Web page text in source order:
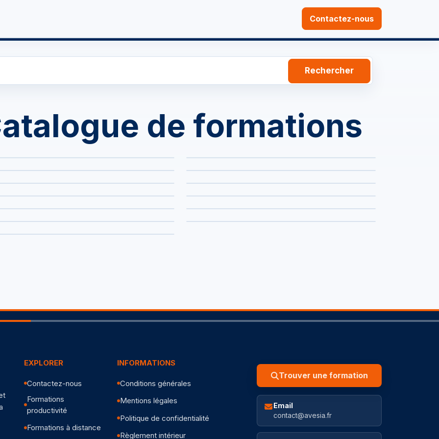
Contactez-nous
Rechercher
de formations
EXPLORER
Contactez-nous
Formations
productivité
Formations à distance
INFORMATIONS
Conditions générales
Mentions légales
Politique de confidentialité
Règlement intérieur
Trouver une formation
Email
contact@avesia.fr